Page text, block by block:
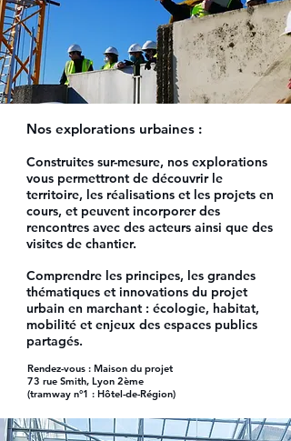
Nos explorations urbaines :
Construites sur-mesure, nos explorations
vous permettront de découvrir le
territoire, les réalisations et les projets en
cours, et peuvent incorporer des
rencontres avec des acteurs ainsi que des
visites de chantier.
Comprendre les principes, les grandes
thématiques et innovations du projet
urbain en marchant : écologie, habitat,
mobilité et enjeux des espaces publics
partagés.
Rendez-vous : Maison du projet
73 rue Smith, Lyon 2ème
(tramway n°1 : Hôtel-de-Région)